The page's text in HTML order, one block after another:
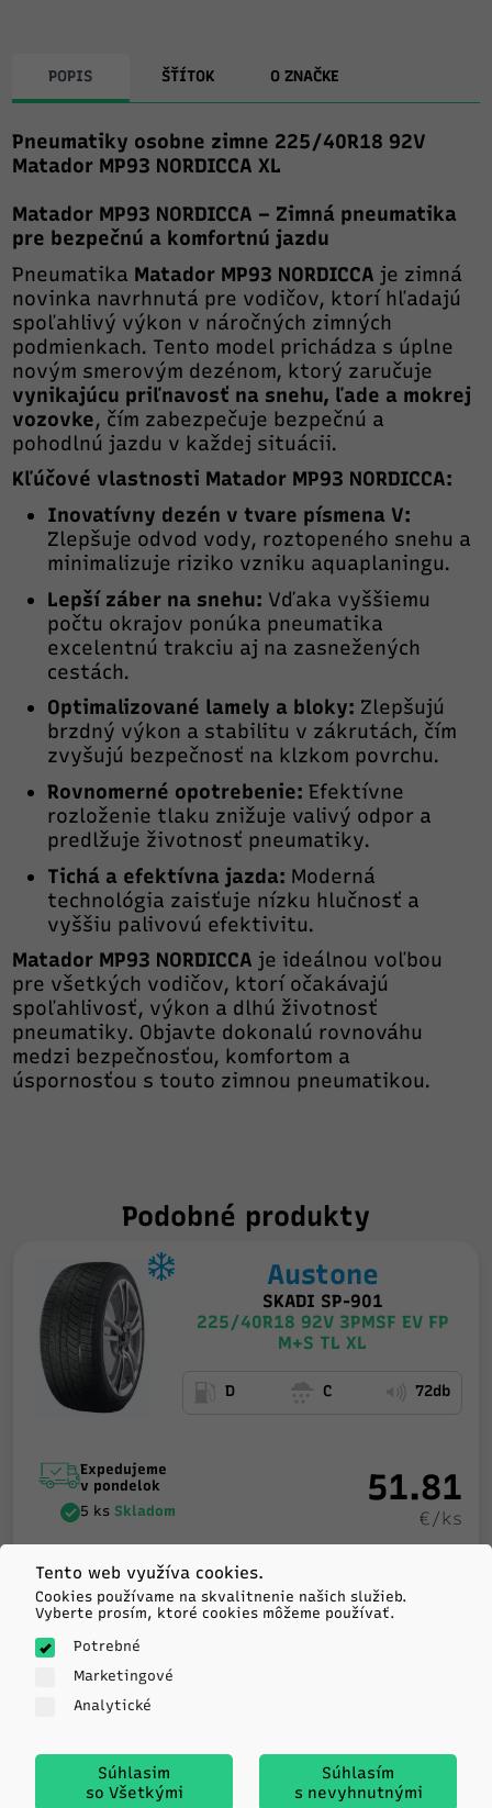
POPIS ŠŤÍTOK O ZNAČKE
Pneumatiky osobne zimne 225/40R18 92V
Matador MP93 NORDICCA XL
Matador MP93 NORDICCA – Zimná pneumatika
pre bezpečnú a komfortnú jazdu
Pneumatika Matador MP93 NORDICCA je zimná
novinka navrhnutá pre vodičov, ktorí hľadajú
spoľahlivý výkon v náročných zimných
podmienkach. Tento model prichádza s úplne
novým smerovým dezénom, ktorý zaručuje
vynikajúcu priľnavosť na snehu, ľade a mokrej
vozovke, čím zabezpečuje bezpečnú a
pohodlnú jazdu v každej situácii.
Kľúčové vlastnosti Matador MP93 NORDICCA:
Inovatívny dezén v tvare písmena V:
Zlepšuje odvod vody, roztopeného snehu a
minimalizuje riziko vzniku aquaplaningu.
Lepší záber na snehu: Vďaka vyššiemu
počtu okrajov ponúka pneumatika
excelentnú trakciu aj na zasnežených
cestách.
Optimalizované lamely a bloky: Zlepšujú
brzdný výkon a stabilitu v zákrutách, čím
zvyšujú bezpečnosť na klzkom povrchu.
Rovnomerné opotrebenie: Efektívne
rozloženie tlaku znižuje valivý odpor a
predlžuje životnosť pneumatiky.
Tichá a efektívna jazda: Moderná
technológia zaisťuje nízku hlučnosť a
vyššiu palivovú efektivitu.
Matador MP93 NORDICCA je ideálnou voľbou
pre všetkých vodičov, ktorí očakávajú
spoľahlivosť, výkon a dlhú životnosť
pneumatiky. Objavte dokonalú rovnováhu
medzi bezpečnosťou, komfortom a
úspornosťou s touto zimnou pneumatikou.
Podobné produkty
Austone
SKADI SP-901
225/40R18 92V 3PMSF EV FP
M+S TL XL
D C 72db
Expedujeme
v pondelok
5 ks Skladom
51.81
€/ks
- +
3PMSF
Tento web využíva cookies.
Cookies používame na skvalitnenie našich služieb.
Vyberte prosím, ktoré cookies môžeme používať.
Potrebné
Marketingové
Analytické
Súhlasim
so Všetkými
Súhlasím
s nevyhnutnými